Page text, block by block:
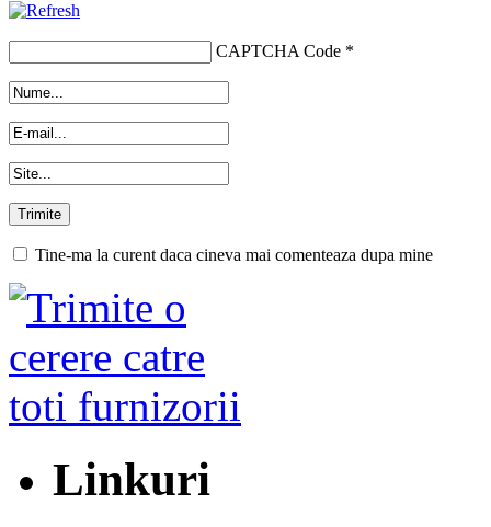
CAPTCHA Code *
Tine-ma la curent daca cineva mai comenteaza dupa mine
Linkuri